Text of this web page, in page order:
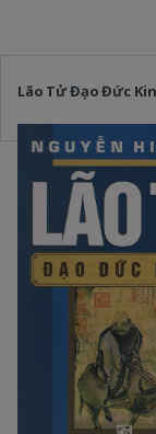
Lão Tử Đạo Đức